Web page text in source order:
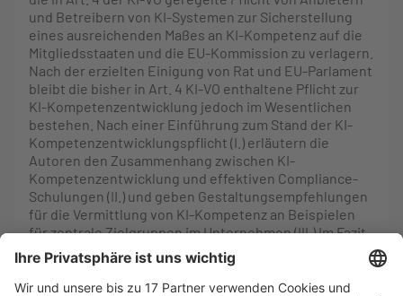
und Betreibern von KI-Systemen zur Sicherstellung
eines ausreichenden Maßes an KI-Kompetenz auf die
Mitgliedsstaaten und die EU-Kommission zu verlagern.
Nach der erzielten Einigung von Rat und EU-Parlament
bleibt die bisher in Art. 4 KI-VO enthaltene Pflicht zur
KI-Kompetenzentwicklung jedoch im Wesentlichen
bestehen. Nach einer Einführung zum Stand der KI-
Kompetenzentwicklungspflicht (I.) erläutern die
Autoren den Zusammenhang zwischen KI-
Kompetenzentwicklung und effektiven Compliance-
Schulungen (II.) und geben Gestaltungsempfehlungen
für die Vermittlung von KI-Kompetenz an Beispielen
für zentrale Zielgruppen im Unternehmen (III.) Im Fazit
betonen die Autoren die Förderung der KI-Kompetenz
als Grundlage für einen rechtskonformen und
verantwortungsvollen Einsatz von KI-Systemen (IV.).